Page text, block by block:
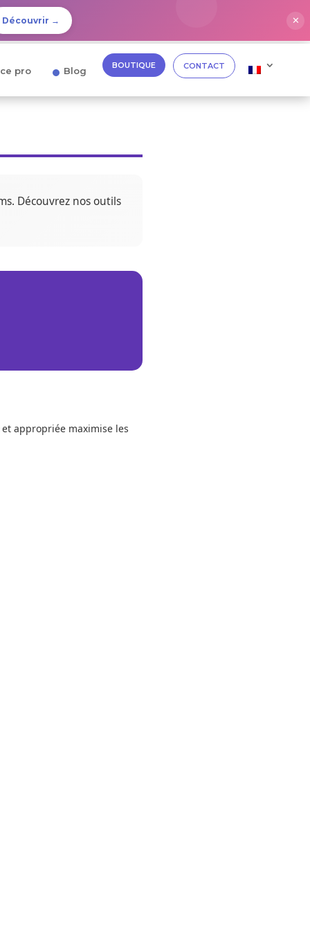
Découvrir → ✕
pro Blog BOUTIQUE CONTACT
Découvrez nos outils
appropriée maximise les